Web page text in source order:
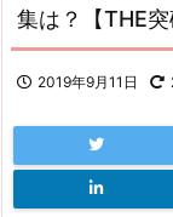
集は？【THE突
2019年9月11日